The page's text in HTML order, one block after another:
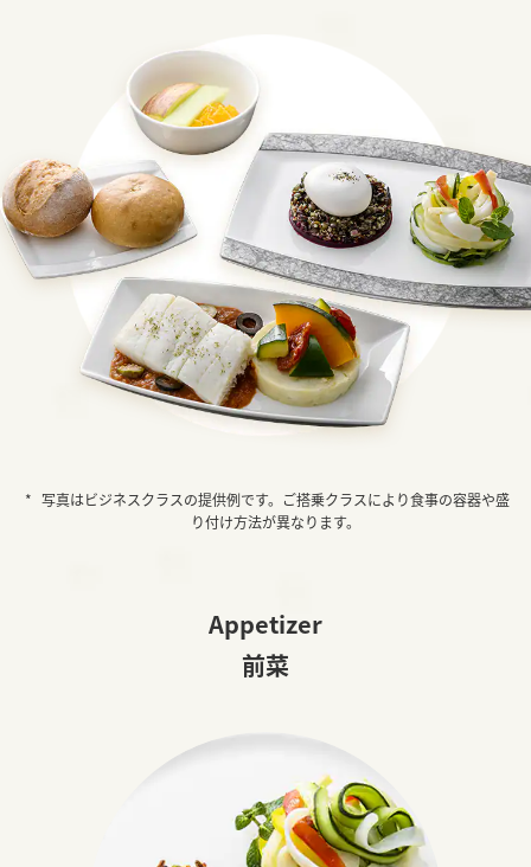
写真はビジネスクラスの提供例です。ご搭乗クラスにより食事の容器や盛
り付け方法が異なります。
Appetizer
前菜